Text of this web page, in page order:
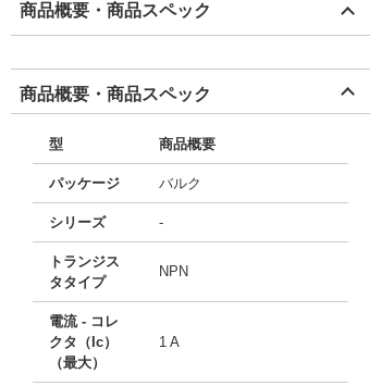
商品概要・商品スペック
商品概要・商品スペック
型 商品概要
パッケージ バルク
シリーズ -
トランジス
タタイプ
NPN
電流 - コレ
クタ（Ic）
（最大）
1 A